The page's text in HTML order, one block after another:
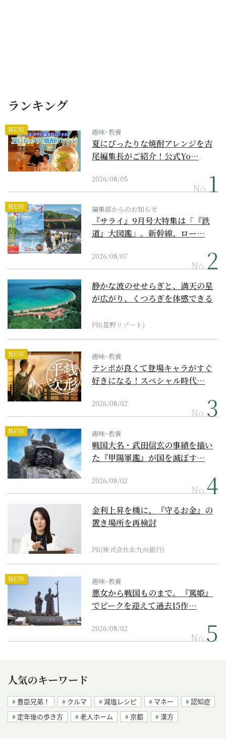
ランキング
NEW 趣味･教養
夏にぴったりな焼酎アレンジを吉
尾編集長がご紹介！公式Yo…
2026/08/05
No.
NEW 編集部からのお知らせ
『サライ』9月号大特集は「『鉄
道』大図鑑」。新幹線、ロー…
2026/08/07
No.
静かな波のせせらぎと、満天の星
が広がり、くつろぎを体感できる
PR(星野リゾート)
NEW 趣味･教養
テンポが良くて登場キャラがすぐ
好きになる！スペシャル時代…
2026/08/02
No.
NEW 趣味･教養
戦国大名・武田信玄の事績を描い
た『甲陽軍鑑』が国を滅ぼす…
2026/08/02
No.
金利上昇を機に、『守るお金』の
置き場所を再検討
PR(株式会社北九州銀行)
NEW 趣味･教養
悪女から戦国ものまで。『篤姫』
でピークを迎えて過去15作…
2026/08/02
No.
人気のキーワード
豊臣兄弟！ クルマ 減塩レシピ マネー
認知症
定年後の歩き方
老人ホーム 京都 漢方